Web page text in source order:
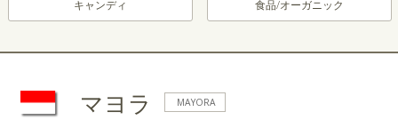
キャンディ 食品/オーガニック
マヨラ MAYORA